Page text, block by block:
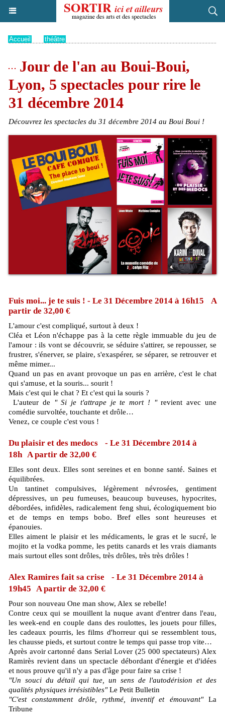
Accueil théâtre
Jour de l'an au Boui-Boui,
Lyon, 5 spectacles pour rire le
31 décembre 2014
Découvrez les spectacles du 31 décembre 2014 au Boui Boui !
Fuis moi... je te suis ! - Le 31 Décembre 2014 à 16h15 A
partir de 32,00 €
L'amour c'est compliqué, surtout à deux !
Cléa et Léon n'échappe pas à la cette règle immuable du jeu de
l'amour : ils vont se découvrir, se séduire s'attirer, se repousser, se
frustrer, s'énerver, se plaire, s'exaspérer, se séparer, se retrouver et
même mimer...
Quand un pas en avant provoque un pas en arrière, c'est le chat
qui s'amuse, et la souris... sourit !
Mais c'est qui le chat ? Et c'est qui la souris ?
L'auteur de
" Si je t'attrape je te mort ! "revient avec une
comédie survoltée, touchante et drôle…
Venez, ce couple c'est vous !
Du plaisir et des medocs - Le 31 Décembre 2014 à
18h A partir de 32,00 €
Elles sont deux. Elles sont sereines et en bonne santé. Saines et
équilibrées.
Un tantinet compulsives, légèrement névrosées, gentiment
dépressives, un peu fumeuses, beaucoup buveuses, hypocrites,
débordées, infidèles, radicalement feng shui, écologiquement bio
et de temps en temps bobo. Bref elles sont heureuses et
épanouies.
Elles aiment le plaisir et les médicaments, le gras et le sucré, le
mojito et la vodka pomme, les petits canards et les vrais diamants
mais surtout elles sont drôles, très drôles, très très drôles !
Alex Ramires fait sa crise - Le 31 Décembre 2014 à
19h45 A partir de 32,00 €
Pour son nouveau One man show, Alex se rebelle!
Contre ceux qui se mouillent la nuque avant d'entrer dans l'eau,
les week-end en couple dans des roulottes, les jouets pour filles,
les cadeaux pourris, les films d'horreur qui se ressemblent tous,
les chausse pieds, et surtout contre le temps qui passe trop vite…
Après avoir cartonné dans Serial Lover (25 000 spectateurs) Alex
Ramirès revient dans un spectacle débordant d'énergie et d'idées
et nous prouve qu'il n'y a pas d'âge pour faire sa crise !
"Un souci du détail qui tue, un sens de l'autodérision et des
qualités physiques irrésistibles"Le Petit Bulletin
"C'est constamment drôle, rythmé, inventif et émouvant"La
Tribune